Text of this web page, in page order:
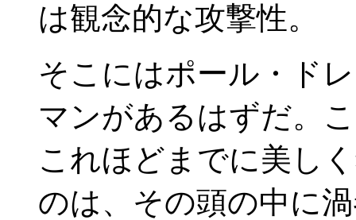
は観念的な攻撃性。
そこにはポール・ド
マンがあるはずだ。
これほどまでに美し
のは、その頭の中に